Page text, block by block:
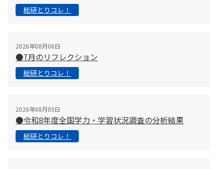
総研とりコレ！
2026年08月06日
●7月のリフレクション
総研とりコレ！
2026年08月05日
●令和8年度全国学力・学習状況調査の分析結果
総研とりコレ！